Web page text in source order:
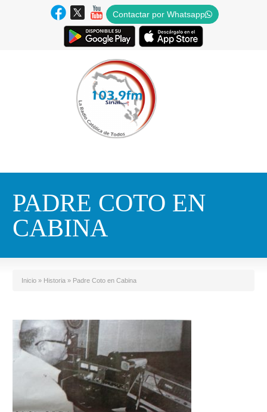
Contactar por Whatsapp
PADRE COTO EN
CABINA
Inicio » Historia » Padre Coto en Cabina